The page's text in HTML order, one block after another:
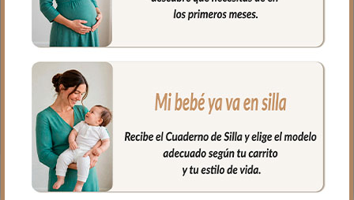
mayor comodidad y que no te falte de
nada lleva incluido una agenda y un
bolígrafo.
Cierre con cremallera al tono del
estampado.
Medidas Portadocumentos: 25x18cms